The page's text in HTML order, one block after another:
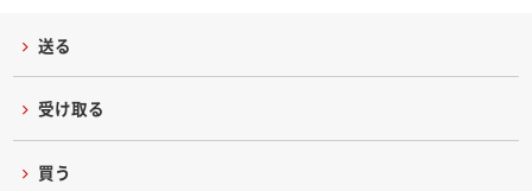
送る
受け取る
買う